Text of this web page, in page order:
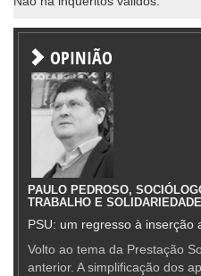
OPINIÃO
PAULO PEDROSO,
TRABALHO E SOLIDARIEDADE
PSU: um regresso à inserção
Volto ao tema da Prestação
anterior. A simplificação dos